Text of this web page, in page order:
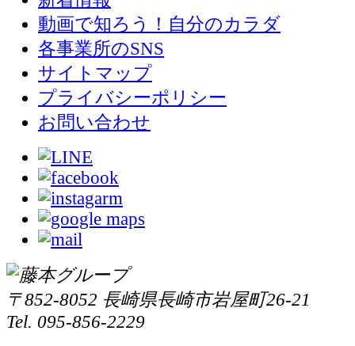
動画で知ろう！自分のカラダ
各事業所のSNS
サイトマップ
プライバシーポリシー
お問い合わせ
〒852-8052 長崎県長崎市岩屋町26-21
Tel. 095-856-2229